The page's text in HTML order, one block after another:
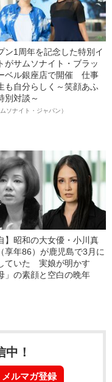
ン1周年を記念した特別イ
がサムソナイト・ブラッ
ベル銀座店で開催 仕事
も自分らしく～笑顔あふ
別対談～
ソナイト・ジャパン）
】昭和の大女優・小川真
享年86）が鹿児島で3月に
ていた 実娘が明かす
」の素顔と空白の晩年
！
メルマガ登録